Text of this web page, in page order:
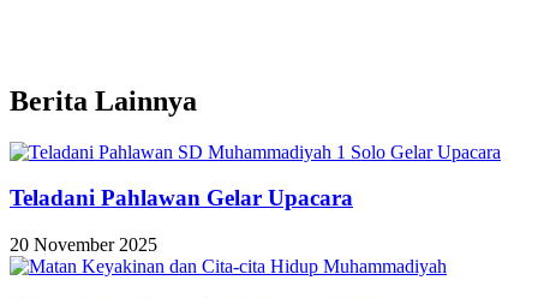
Berita Lainnya
Teladani Pahlawan Gelar Upacara
20 November 2025